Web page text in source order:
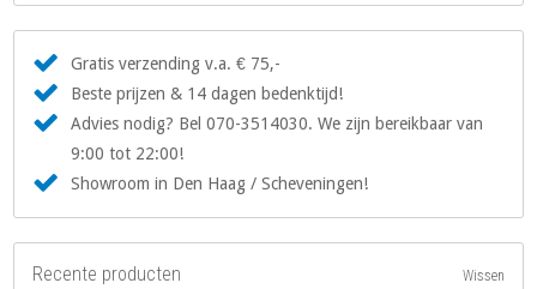
Gratis verzending v.a. € 75,-
Beste prijzen & 14 dagen bedenktijd!
Advies nodig? Bel 070-3514030. We zijn bereikbaar van
9:00 tot 22:00!
Showroom in Den Haag / Scheveningen!
Recente producten Wissen